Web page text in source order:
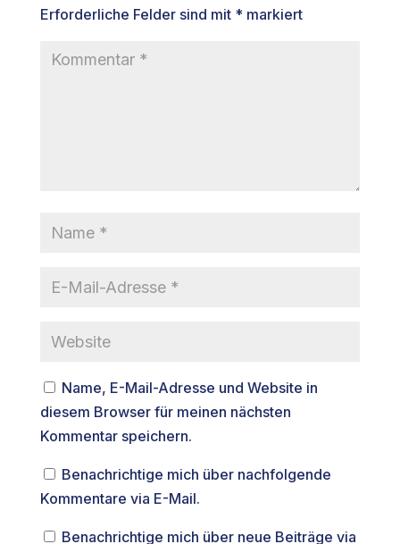
Erforderliche Felder sind mit *markiert
Name, E-Mail-Adresse und Website in
diesem Browser für meinen nächsten
Kommentar speichern.
Benachrichtige mich über nachfolgende
Kommentare via E-Mail.
Benachrichtige mich über neue Beiträge via